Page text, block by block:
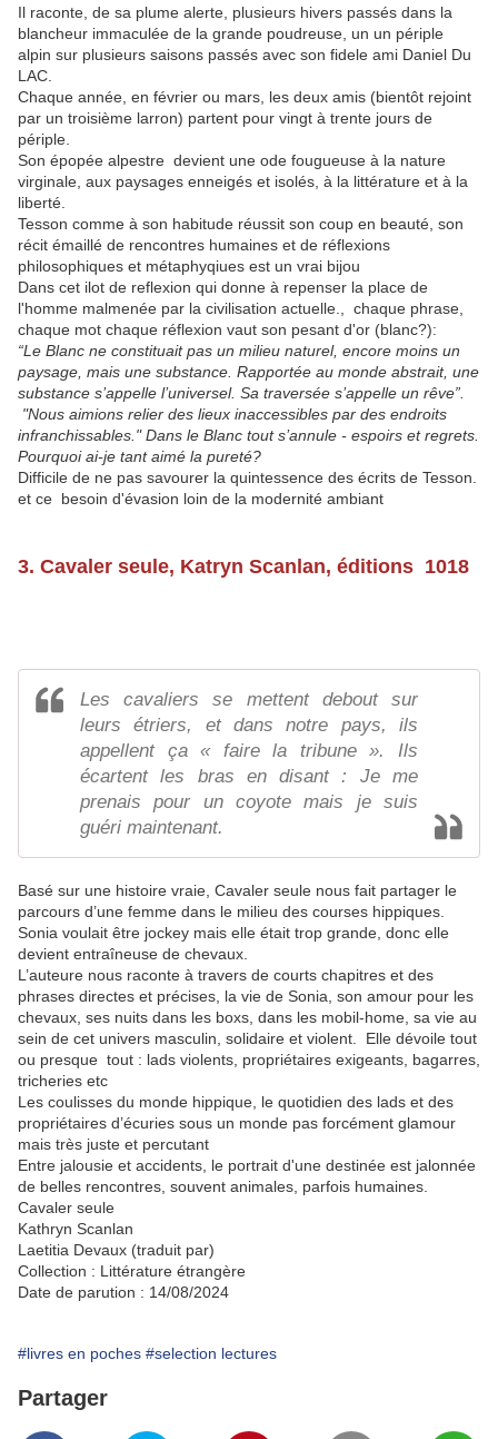
Il raconte, de sa plume alerte, plusieurs hivers passés dans la
blancheur immaculée de la grande poudreuse, un un périple
alpin sur plusieurs saisons passés avec son fidele ami Daniel Du
LAC.
Chaque année, en février ou mars, les deux amis (bientôt rejoint
par un troisième larron) partent pour vingt à trente jours de
périple.
Son épopée alpestre devient une ode fougueuse à la nature
virginale, aux paysages enneigés et isolés, à la littérature et à la
liberté.
Tesson comme à son habitude réussit son coup en beauté, son
récit émaillé de rencontres humaines et de réflexions
philosophiques et métaphyqiues est un vrai bijou
Dans cet ilot de reflexion qui donne à repenser la place de
l'homme malmenée par la civilisation actuelle., chaque phrase,
chaque mot chaque réflexion vaut son pesant d'or (blanc?):
“Le Blanc ne constituait pas un milieu naturel, encore moins un
paysage, mais une substance. Rapportée au monde abstrait, une
substance s’appelle l’universel. Sa traversée s’appelle un rêve”.
"Nous aimions relier des lieux inaccessibles par des endroits
infranchissables." Dans le Blanc tout s’annule - espoirs et regrets.
Pourquoi ai-je tant aimé la pureté?
Difficile de ne pas savourer la quintessence des écrits de Tesson.
et ce besoin d'évasion loin de la modernité ambiant
3. Cavaler seule, Katryn Scanlan, éditions 1018
Les cavaliers se mettent debout sur
leurs étriers, et dans notre pays, ils
appellent ça « faire la tribune ». Ils
écartent les bras en disant : Je me
prenais pour un coyote mais je suis
guéri maintenant.
Basé sur une histoire vraie, Cavaler seule nous fait partager le
parcours d’une femme dans le milieu des courses hippiques.
Sonia voulait être jockey mais elle était trop grande, donc elle
devient entraîneuse de chevaux.
L’auteure nous raconte à travers de courts chapitres et des
phrases directes et précises, la vie de Sonia, son amour pour les
chevaux, ses nuits dans les boxs, dans les mobil-home, sa vie au
sein de cet univers masculin, solidaire et violent. Elle dévoile tout
ou presque tout : lads violents, propriétaires exigeants, bagarres,
tricheries etc
Les coulisses du monde hippique, le quotidien des lads et des
propriétaires d’écuries sous un monde pas forcément glamour
mais très juste et percutant
Entre jalousie et accidents, le portrait d'une destinée est jalonnée
de belles rencontres, souvent animales, parfois humaines.
Cavaler seule
Kathryn Scanlan
Laetitia Devaux (traduit par)
Collection : Littérature étrangère
Date de parution : 14/08/2024
#livres en poches #selection lectures
Partager